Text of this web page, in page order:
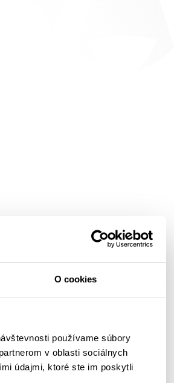
O cookies
používame súbory
v oblasti sociálnych
údajmi, ktoré ste im poskytli